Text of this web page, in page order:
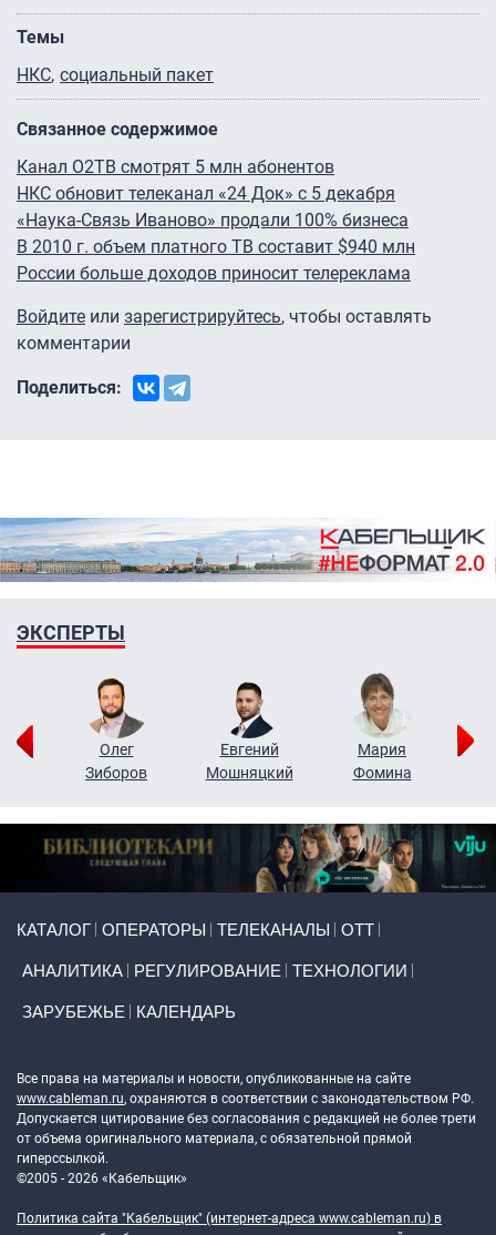
Темы
НКС социальный пакет
Связанное содержимое
Канал О2ТВ смотрят 5 млн абонентов
НКС обновит телеканал «24 Док» с 5 декабря
«Наука-Связь Иваново» продали 100% бизнеса
В 2010 г. объем платного ТВ составит $940 млн
России больше доходов приносит телереклама
Войдите или зарегистрируйтесь, чтобы оставлять
комментарии
Поделиться:
ЭКСПЕРТЫ
Олег
Зиборов
Евгений
Мошняцкий
Мария
Фомина
КАТАЛОГ ОПЕРАТОРЫ ТЕЛЕКАНАЛЫ ОТТ
АНАЛИТИКА РЕГУЛИРОВАНИЕ ТЕХНОЛОГИИ
ЗАРУБЕЖЬЕ КАЛЕНДАРЬ
Все права на материалы и новости, опубликованные на сайте
www.cableman.ru, охраняются в соответствии с законодательством РФ.
Допускается цитирование без согласования с редакцией не более трети
от объема оригинального материала, с обязательной прямой
гиперссылкой.
©2005 - 2026 «Кабельщик»
Политика сайта "Кабельщик" (интернет-адреса www.cableman.ru) в